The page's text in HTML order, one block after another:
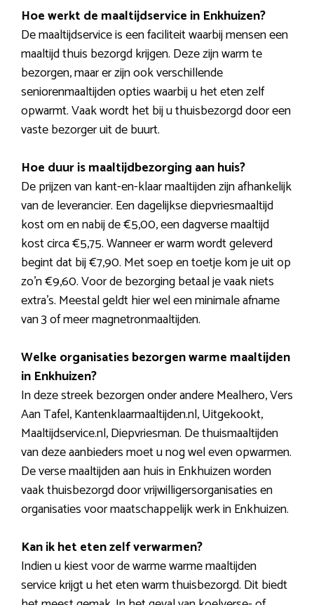
Hoe werkt de maaltijdservice in Enkhuizen?
De maaltijdservice is een faciliteit waarbij mensen een
maaltijd thuis bezorgd krijgen. Deze zijn warm te
bezorgen, maar er zijn ook verschillende
seniorenmaaltijden opties waarbij u het eten zelf
opwarmt. Vaak wordt het bij u thuisbezorgd door een
vaste bezorger uit de buurt.
Hoe duur is maaltijdbezorging aan huis?
De prijzen van kant-en-klaar maaltijden zijn afhankelijk
van de leverancier. Een dagelijkse diepvriesmaaltijd
kost om en nabij de €5,00, een dagverse maaltijd
kost circa €5,75. Wanneer er warm wordt geleverd
begint dat bij €7,90. Met soep en toetje kom je uit op
zo’n €9,60. Voor de bezorging betaal je vaak niets
extra’s. Meestal geldt hier wel een minimale afname
van 3 of meer magnetronmaaltijden.
Welke organisaties bezorgen warme maaltijden
in Enkhuizen?
In deze streek bezorgen onder andere Mealhero, Vers
Aan Tafel, Kantenklaarmaaltijden.nl, Uitgekookt,
Maaltijdservice.nl, Diepvriesman. De thuismaaltijden
van deze aanbieders moet u nog wel even opwarmen.
De verse maaltijden aan huis in Enkhuizen worden
vaak thuisbezorgd door vrijwilligersorganisaties en
organisaties voor maatschappelijk werk in Enkhuizen.
Kan ik het eten zelf verwarmen?
Indien u kiest voor de warme warme maaltijden
service krijgt u het eten warm thuisbezorgd. Dit biedt